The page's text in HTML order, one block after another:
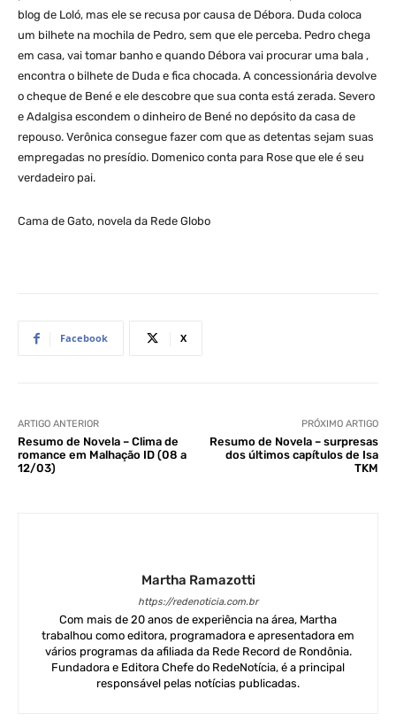
blog de Loló, mas ele se recusa por causa de Débora. Duda coloca
um bilhete na mochila de Pedro, sem que ele perceba. Pedro chega
em casa, vai tomar banho e quando Débora vai procurar uma bala ,
encontra o bilhete de Duda e fica chocada. A concessionária devolve
o cheque de Bené e ele descobre que sua conta está zerada. Severo
e Adalgisa escondem o dinheiro de Bené no depósito da casa de
repouso. Verônica consegue fazer com que as detentas sejam suas
empregadas no presídio. Domenico conta para Rose que ele é seu
verdadeiro pai.
Cama de Gato, novela da Rede Globo
Facebook X
ARTIGO ANTERIOR
Resumo de Novela – Clima de
romance em Malhação ID (08 a
12/03)
PRÓXIMO ARTIGO
Resumo de Novela – surpresas
dos últimos capítulos de Isa
TKM
Martha Ramazotti
https://redenoticia.com.br
Com mais de 20 anos de experiência na área, Martha
trabalhou como editora, programadora e apresentadora em
vários programas da afiliada da Rede Record de Rondônia.
Fundadora e Editora Chefe do RedeNotícia, é a principal
responsável pelas notícias publicadas.